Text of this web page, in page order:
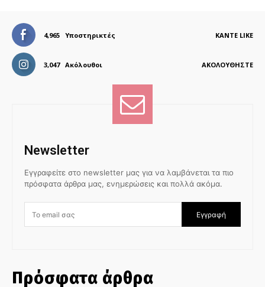
4,965 Υποστηρικτές ΚΆΝΤΕ LIKE
3,047 Ακόλουθοι ΑΚΟΛΟΥΘΉΣΤΕ
Newsletter
Εγγραφείτε στο newsletter μας για να λαμβάνεται τα πιο
πρόσφατα άρθρα μας, ενημερώσεις και πολλά ακόμα.
Εγγραφή
Πρόσφατα άρθρα